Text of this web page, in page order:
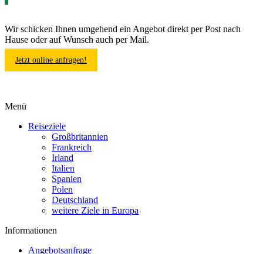
Wir schicken Ihnen umgehend ein Angebot direkt per Post nach
Hause oder auf Wunsch auch per Mail.
Jetzt online anfragen!
Menü
Reiseziele
Großbritannien
Frankreich
Irland
Italien
Spanien
Polen
Deutschland
weitere Ziele in Europa
Informationen
Angebotsanfrage